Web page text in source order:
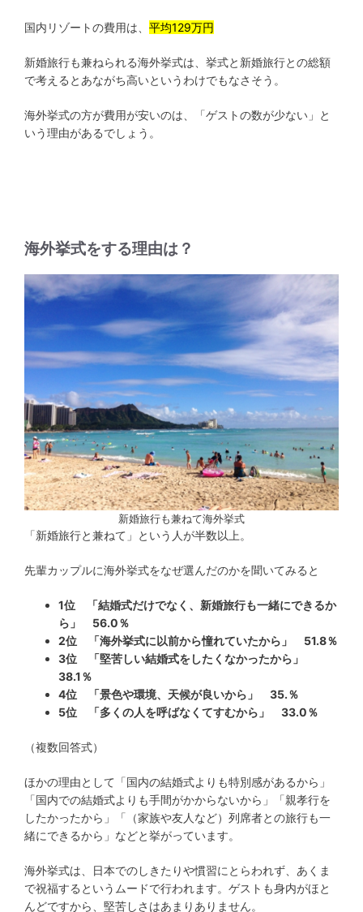
国内リゾートの費用は、 平均129万円
新婚旅行も兼ねられる海外挙式は、挙式と新婚旅行との総額
で考えるとあながち高いというわけでもなさそう。
海外挙式の方が費用が安いのは、「ゲストの数が少ない」と
いう理由があるでしょう。
海外挙式をする理由は？
新婚旅行も兼ねて海外挙式
「新婚旅行と兼ねて」という人が半数以上。
先輩カップルに海外挙式をなぜ選んだのかを聞いてみると
1位 「結婚式だけでなく、新婚旅行も一緒にできるか
ら」 56.0％
2位 「海外挙式に以前から憧れていたから」 51.8％
3位 「堅苦しい結婚式をしたくなかったから」
38.1％
4位 「景色や環境、天候が良いから」 35.％
5位 「多くの人を呼ばなくてすむから」 33.0％
（複数回答式）
ほかの理由として「国内の結婚式よりも特別感があるから」
「国内での結婚式よりも手間がかからないから」「親孝行を
したかったから」「（家族や友人など）列席者との旅行も一
緒にできるから」などと挙がっています。
海外挙式は、日本でのしきたりや慣習にとらわれず、あくま
で祝福するというムードで行われます。ゲストも身内がほと
んどですから、堅苦しさはあまりありません。